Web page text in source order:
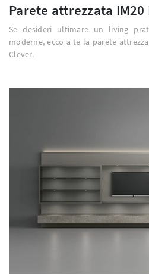
Parete attrezzata IM20
Se desideri ultimare un living
moderne, ecco a te la parete
Clever.